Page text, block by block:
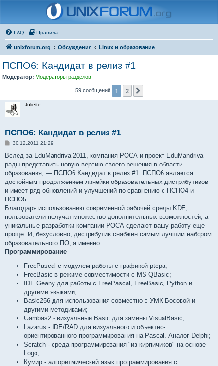
FAQ Правила
unixforum.org Обсуждения Linux и образование
ПСПО6: Кандидат в релиз #1
Модератор: Модераторы разделов
59 сообщений 1 2
Juliette
ПСПО6: Кандидат в релиз #1
С
о
щ
е
н
и
е
30.12.2011 21:29
Вслед за EduMandriva 2011, компания РОСА и проект EduMandriva
рады представить новую версию своего решения в области
образования, — ПСПО6 Кандидат в релиз #1. ПСПО6 является
достойным продолжением линейки образовательных дистрибутивов
и имеет ряд обновлений и улучшений по сравнению с ПСПО4 и
ПСПО5.
Благодаря использованию современной рабочей среды KDE,
пользователи получат множество дополнительных возможностей, а
уникальные разработки компании РОСА сделают вашу работу еще
проще. И, безусловно, дистрибутив снабжен самым лучшим набором
образовательного ПО, а именно:
Программирование
FreePascal с модулем работы с графикой ptcpa;
FreeBasic в режиме совместимости с MS QBasic;
IDE Geany для работы с FreePascal, FreeBasic, Python и
другими языками;
Basic256 для использования совместно с УМК Босовой и
другими методиками;
Gambas2 - визуальный Basic для замены VisualBasic;
Lazarus - IDE/RAD для визуального и объектно-
ориентированного программирования на Pascal. Аналог Delphi;
Scratch - среда программирования "из кирпичиков" на основе
Logo;
Кумир - алгоритмический язык программирования с